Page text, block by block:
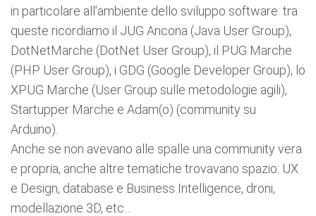
in particolare all’ambiente dello sviluppo software: tra
queste ricordiamo il JUG Ancona (Java User Group),
DotNetMarche (DotNet User Group), il PUG Marche
(PHP User Group), i GDG (Google Developer Group), lo
XPUG Marche (User Group sulle metodologie agili),
Startupper Marche e Adam(o) (community su
Arduino).
Anche se non avevano alle spalle una community vera
e propria, anche altre tematiche trovavano spazio: UX
e Design, database e Business Intelligence, droni,
modellazione 3D, etc…